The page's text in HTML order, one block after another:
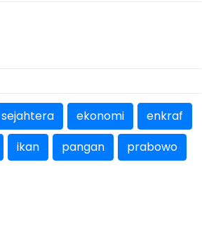
sejahtera ekonomi
enkraf
ikan pangan prabowo